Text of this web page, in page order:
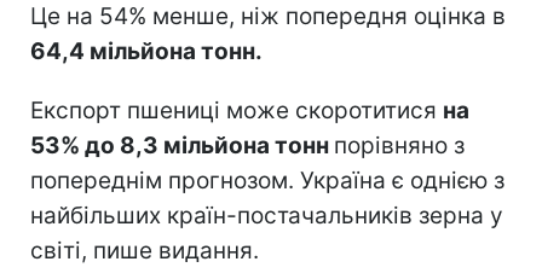
Це на 54% менше, ніж попередня оцінка в
64,4 мільйона тонн.
Експорт пшениці може скоротитися на
53% до 8,3 мільйона тонн порівняно з
попереднім прогнозом. Україна є однією з
найбільших країн-постачальників зерна у
світі, пише видання.